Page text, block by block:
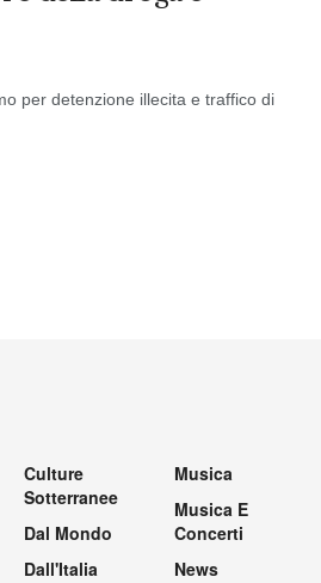
per detenzione illecita e traffico di
Culture
Sotterranee
Dal Mondo
Dall'Italia
Musica
Musica E
Concerti
News